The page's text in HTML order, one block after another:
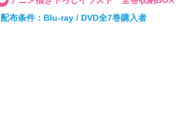
配布条件：Blu-ray / DVD全7巻購入者